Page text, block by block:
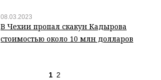
08.03.2023
В Чехии пропал скакун Кадырова
стоимостью около 10 млн долларов
1 2